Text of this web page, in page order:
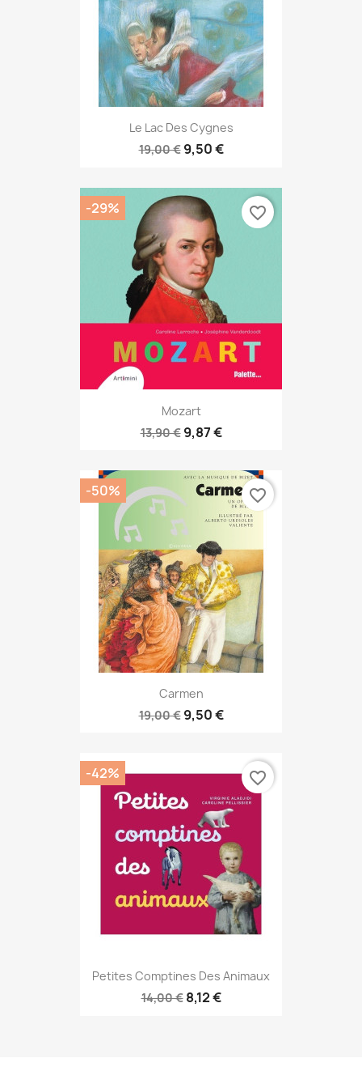
Le Lac Des Cygnes
19,00 € 9,50 €
Mozart
13,90 € 9,87 €
-29% favorite_border
Carmen
19,00 € 9,50 €
-50% favorite_border
Petites Comptines Des Animaux
14,00 € 8,12 €
-42% favorite_border